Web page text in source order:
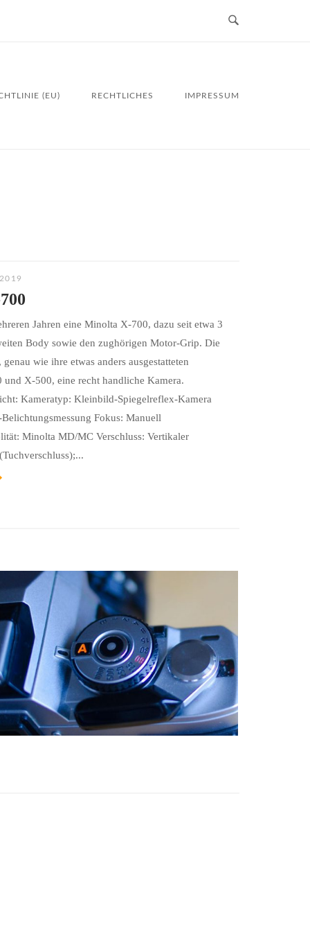
(EU) RECHTLICHES IMPRESSUM
Jahren eine Minolta X-700, dazu seit etwa 3
Body sowie den zughörigen Motor-Grip. Die
wie ihre etwas anders ausgestatteten
und X-500, eine recht handliche Kamera.
Kameratyp: Kleinbild-Spiegelreflex-Kamera
Fokus: Manuell
Minolta MD/MC Verschluss: Vertikaler